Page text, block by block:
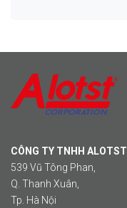
CÔNG TY TNHH ALOTST
539 Vũ Tông Phan,
Q. Thanh Xuân,
Tp. Hà Nội